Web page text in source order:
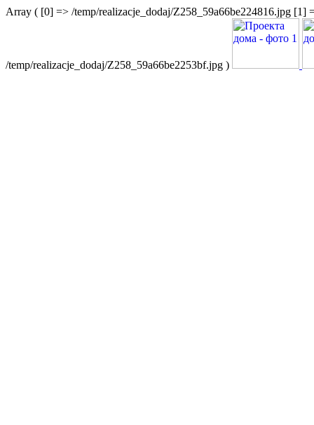
Array ( [0] => /temp/realizacje_dodaj/Z258_59a66be224816.jpg [1]
/temp/realizacje_dodaj/Z258_59a66be2253bf.jpg )